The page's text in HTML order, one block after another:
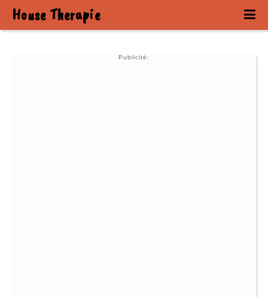
House Therapie
Publicité: